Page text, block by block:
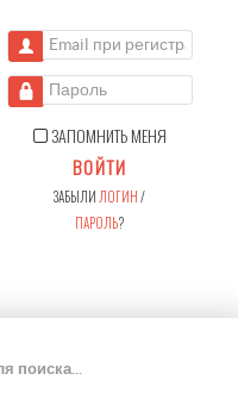
Email при регистрации
Пароль
ЗАПОМНИТЬ МЕНЯ
ВОЙТИ
ЗАБЫЛИ ЛОГИН/
ПАРОЛЬ?